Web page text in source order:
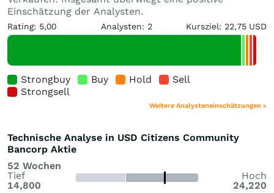
Einschätzung der Analysten.
Rating: 5,00 Analysten: 2 Kursziel: 22,75 USD
Strongbuy Buy Hold
Sell
Strongsell
Weitere Analysteneinschätzungen »
Technische Analyse in USD Citizens Community
Bancorp Aktie
52 Wochen
Tief
14,800
Hoch
24,220